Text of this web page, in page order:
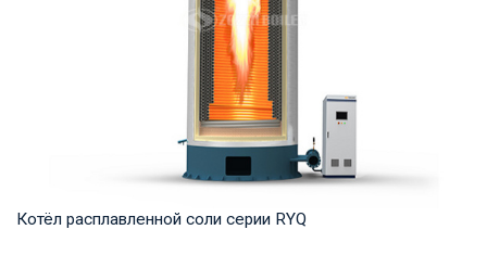
Котёл расплавленной соли серии RYQ